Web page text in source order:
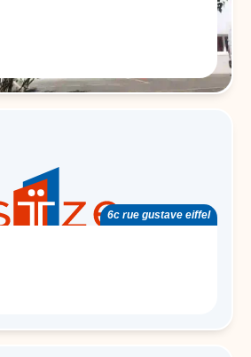
6c rue gustave eiffel